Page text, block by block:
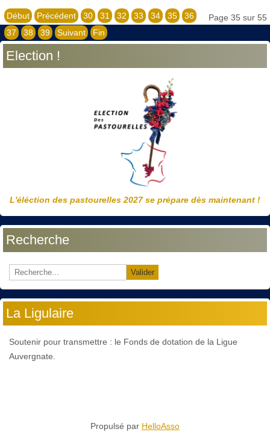
Page 35 sur 55
Début Précédent 30 31 32 33 34 35
36
37
38 39 Suivant Fin
Election !
L'éléction des pastourelles 2027 se prépare dès maintenant !
Recherche
Valider
La Ligulaire
Soutenir pour transmettre : le Fonds de dotation de la Ligue
Auvergnate.
Propulsé par HelloAsso